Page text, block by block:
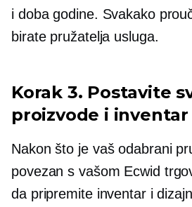
i doba godine. Svakako
birate pružatelja usluga.
Korak 3. Postavite
proizvode i inventar
Nakon što je vaš odabrani
povezan s vašom Ecwid
da pripremite inventar i